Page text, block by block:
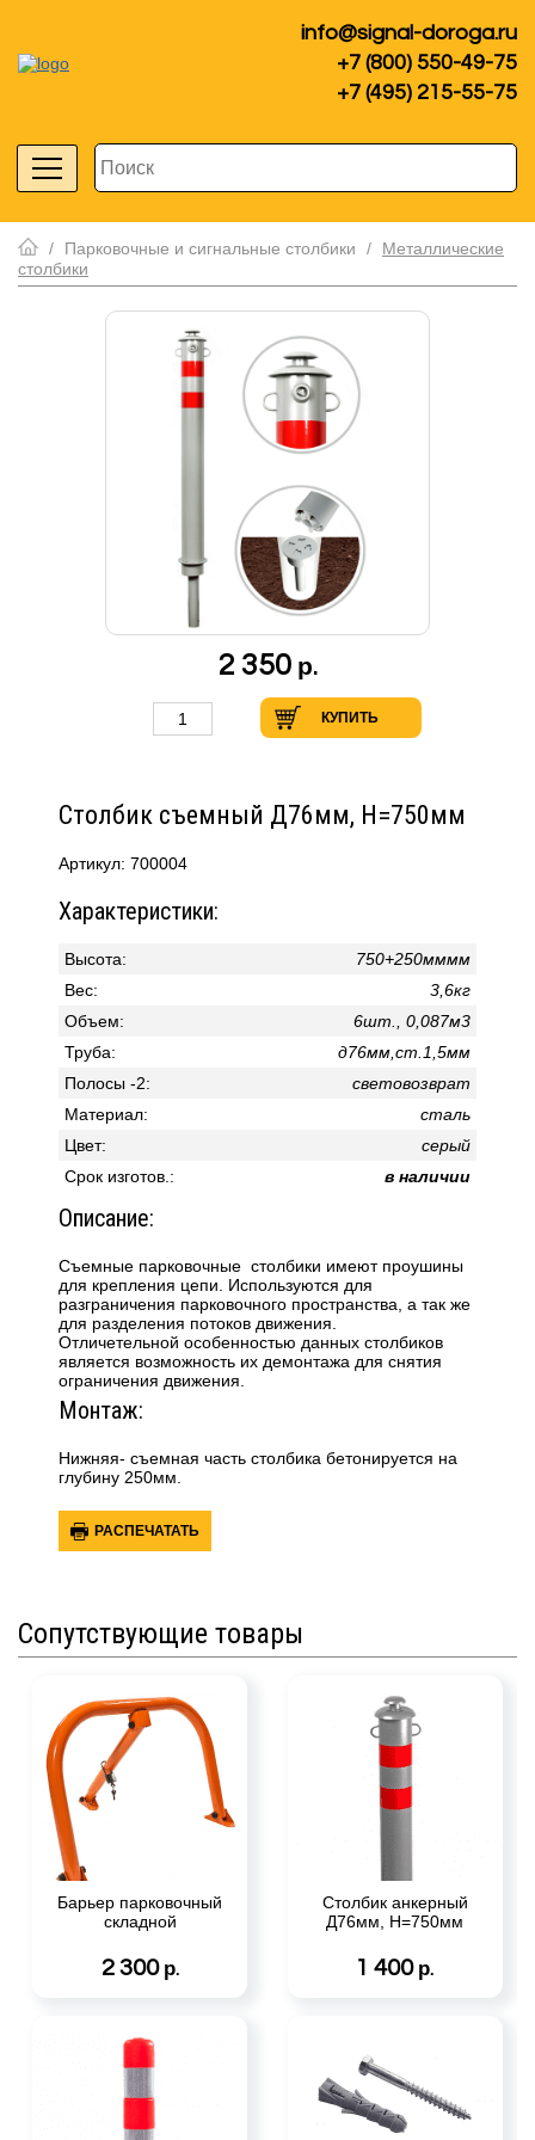
info@signal-doroga.ru
+7 (800) 550-49-75
+7 (495) 215-55-75
/ Парковочные и сигнальные столбики /
Металлические
столбики
Столбик съемный Д76мм, H=750мм
Артикул: 700004
Характеристики:
Высота:
750+250мммм
Вес:
3,6кг
Объем:
6шт., 0,087м3
Труба:
д76мм,ст.1,5мм
Полосы -2:
световозврат
Материал:
сталь
Цвет:
серый
Cpoк изгoтoв.:
в наличии
Описание:
Съемные парковочные столбики имеют проушины
для крепления цепи. Используются для
разграничения парковочного пространства, а так же
для разделения потоков движения.
Отличетельной особенностью данных столбиков
является возможность их демонтажа для снятия
ограничения движения.
Монтаж:
Нижняя- съемная часть столбика бетонируется на
глубину 250мм.
РАСПЕЧАТАТЬ
2 350 р.
КУПИТЬ
Сопутствующие товары
Барьер парковочный
складной
2 300 р.
Столбик анкерный
Д76мм, H=750мм
1 400 р.